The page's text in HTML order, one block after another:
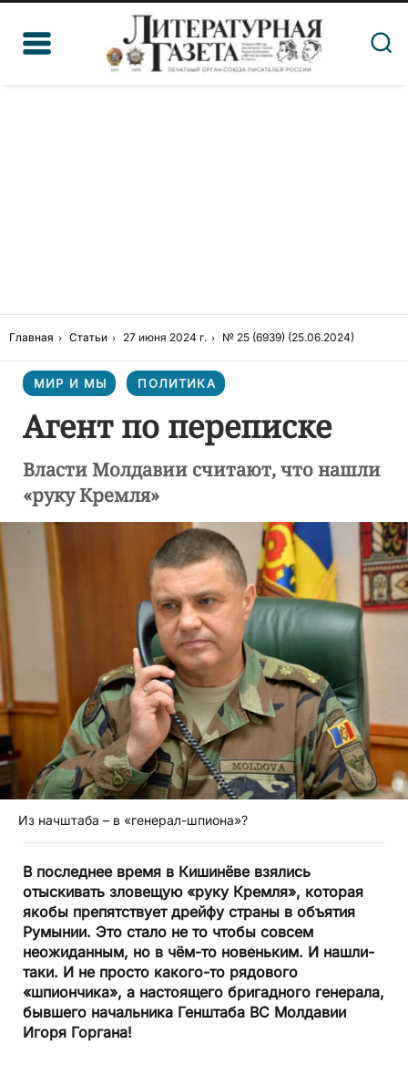
Главная Статьи 27 июня 2024 г. № 25 (6939) (25.06.2024)
МИР И МЫ ПОЛИТИКА
Агент по переписке
Власти Молдавии считают, что нашли
«руку Кремля»
Из начштаба – в «генерал-шпиона»?
В последнее время в Кишинёве взялись
отыскивать зловещую «руку Кремля», которая
якобы препятствует дрейфу страны в объятия
Румынии. Это стало не то чтобы совсем
неожиданным, но в чём-то новеньким. И нашли-
таки. И не просто какого-то рядового
«шпиончика», а настоящего бригадного генерала,
бывшего начальника Генштаба ВС Молдавии
Игоря Горгана!